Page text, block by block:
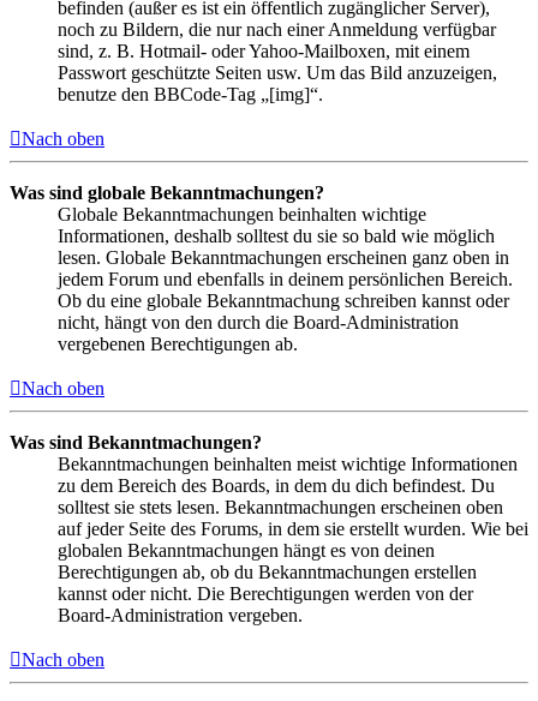
befinden (außer es ist ein öffentlich zugänglicher Server),
noch zu Bildern, die nur nach einer Anmeldung verfügbar
sind, z. B. Hotmail- oder Yahoo-Mailboxen, mit einem
Passwort geschützte Seiten usw. Um das Bild anzuzeigen,
benutze den BBCode-Tag „[img]“.
Nach oben
Was sind globale Bekanntmachungen?
Globale Bekanntmachungen beinhalten wichtige
Informationen, deshalb solltest du sie so bald wie möglich
lesen. Globale Bekanntmachungen erscheinen ganz oben in
jedem Forum und ebenfalls in deinem persönlichen Bereich.
Ob du eine globale Bekanntmachung schreiben kannst oder
nicht, hängt von den durch die Board-Administration
vergebenen Berechtigungen ab.
Nach oben
Was sind Bekanntmachungen?
Bekanntmachungen beinhalten meist wichtige Informationen
zu dem Bereich des Boards, in dem du dich befindest. Du
solltest sie stets lesen. Bekanntmachungen erscheinen oben
auf jeder Seite des Forums, in dem sie erstellt wurden. Wie bei
globalen Bekanntmachungen hängt es von deinen
Berechtigungen ab, ob du Bekanntmachungen erstellen
kannst oder nicht. Die Berechtigungen werden von der
Board-Administration vergeben.
Nach oben